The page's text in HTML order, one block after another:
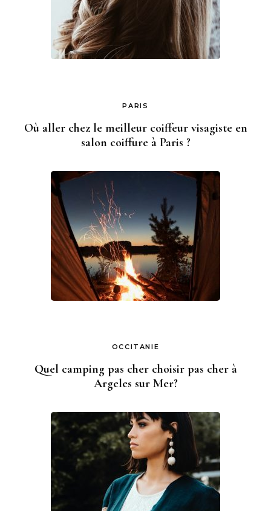
PARIS
Où aller chez le meilleur coiffeur visagiste en
salon coiffure à Paris ?
OCCITANIE
Quel camping pas cher choisir pas cher à
Argeles sur Mer?